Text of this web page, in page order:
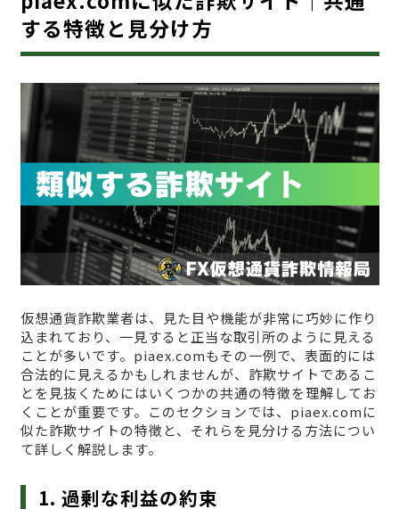
する特徴と見分け方
仮想通貨詐欺業者は、見た目や機能が非常に巧妙に作り
込まれており、一見すると正当な取引所のように見える
ことが多いです。piaex.comもその一例で、表面的には
合法的に見えるかもしれませんが、詐欺サイトであるこ
とを見抜くためにはいくつかの共通の特徴を理解してお
くことが重要です。このセクションでは、piaex.comに
似た詐欺サイトの特徴と、それらを見分ける方法につい
て詳しく解説します。
1. 過剰な利益の約束